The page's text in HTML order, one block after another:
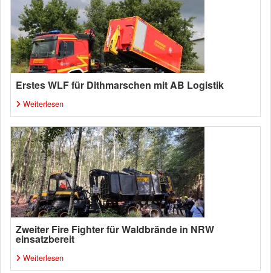
Erstes WLF für Dithmarschen mit AB Logistik
Weiterlesen
Zweiter Fire Fighter für Waldbrände in NRW
einsatzbereit
Weiterlesen